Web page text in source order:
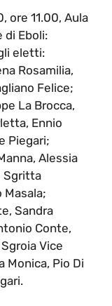
ore 11.00, Aula
di Eboli:
eletti:
Rosamilia,
Felice;
La Brocca,
Ennio
Piegari;
Alessia
Sgritta
Masala;
Sandra
Conte,
Vice
Monica, Pio Di